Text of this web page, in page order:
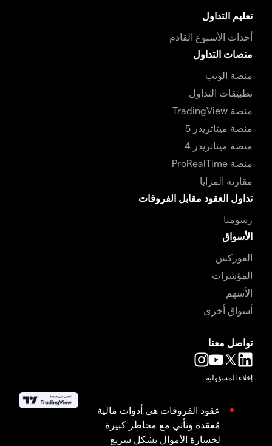
تعليم التداول
أحداث الأسبوع القادم
منصات التداول
منصة الويب
تطبيقات التداول
منصة TradingView
منصة ميتاتريدر 5
منصة ميتاتريدر 4
منصة ProRealTime
مقارنة المزايا
تداول العقود مقابل الفروقات
رسومنا
الأسواق
الفوركس
المؤشرات
الأسهم
أسواق أخرى
تواصل معنا
إخلاء المسؤولية
عقود الفروقات هي أدوات مالية
مُعقدة وتأتي مع مخاطر كبيرة
لخسارة الأموال بشكل سريع